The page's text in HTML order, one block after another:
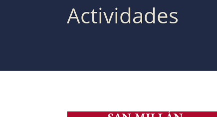
Actividades